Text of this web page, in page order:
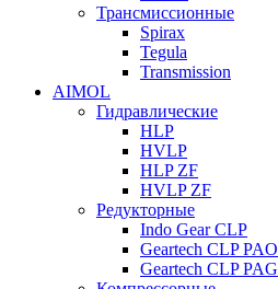
Трансмиссионные
Spirax
Tegula
Transmission
AIMOL
Гидравлические
HLP
HVLP
HLP ZF
HVLP ZF
Редукторные
Indo Gear CLP
Geartech CLP PAO
Geartech CLP PAG